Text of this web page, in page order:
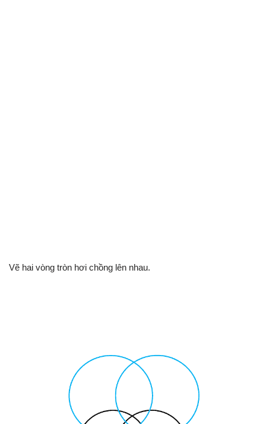
Vẽ hai vòng tròn hơi chồng lên nhau.